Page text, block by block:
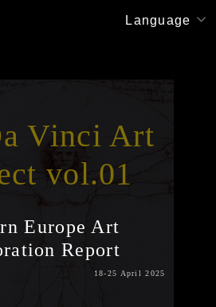
Vinci Art
vol.01
Europe Art
Report
18-25 April 2025
Language